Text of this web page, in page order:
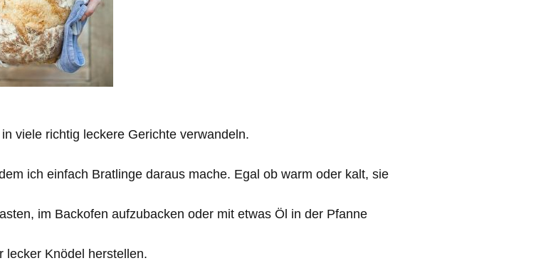
viele richtig leckere Gerichte verwandeln.
ich einfach Bratlinge daraus mache. Egal ob warm oder kalt, sie
im Backofen aufzubacken oder mit etwas Öl in der Pfanne
lecker Knödel herstellen.